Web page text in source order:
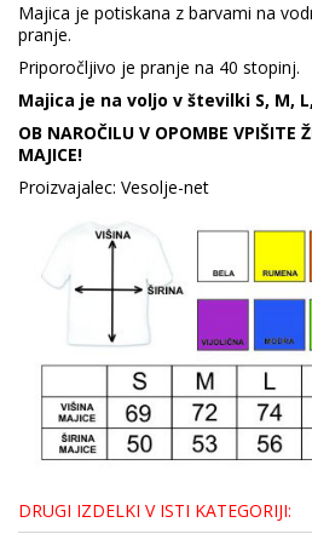
Majica je potiskana z barvami na
pranje.
Priporočljivo je pranje na 40 stopinj.
Majica je na voljo v številki S, M, L,
OB NAROČILU V OPOMBE VPIŠITE
MAJICE!
Proizvajalec: Vesolje-net
DRUGI IZDELKI V ISTI KATEGORIJI: